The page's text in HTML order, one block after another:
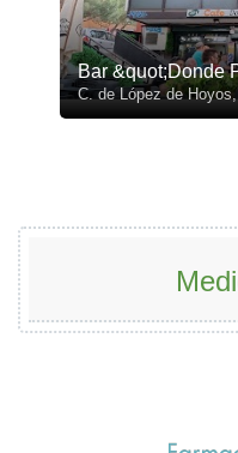
Bar &quot;Donde
C. de López de